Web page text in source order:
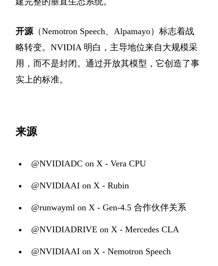
开源 （Nemotron Speech、Alpamayo）标志着战
略转变。NVIDIA 明白，主导地位来自大规模采
用，而不是封闭。通过开放其模型，它创造了事
实上的标准。
来源
@NVIDIADC on X - Vera CPU
@NVIDIAAI on X - Rubin
@runwayml on X - Gen-4.5 合作伙伴关系
@NVIDIADRIVE on X - Mercedes CLA
@NVIDIAAI on X - Nemotron Speech